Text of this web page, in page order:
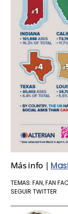
Más info |
TEMAS: FAN, FAN
SEGUIR TWITTER